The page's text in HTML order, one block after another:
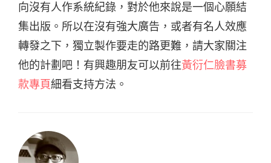
向沒有人作系統紀錄，對於他來說是一個心願結
集出版。所以在沒有強大廣告，或者有名人效應
轉發之下，獨立製作要走的路更難，請大家關注
他的計劃吧！有興趣朋友可以前往黃衍仁臉書募
款專頁細看支持方法。